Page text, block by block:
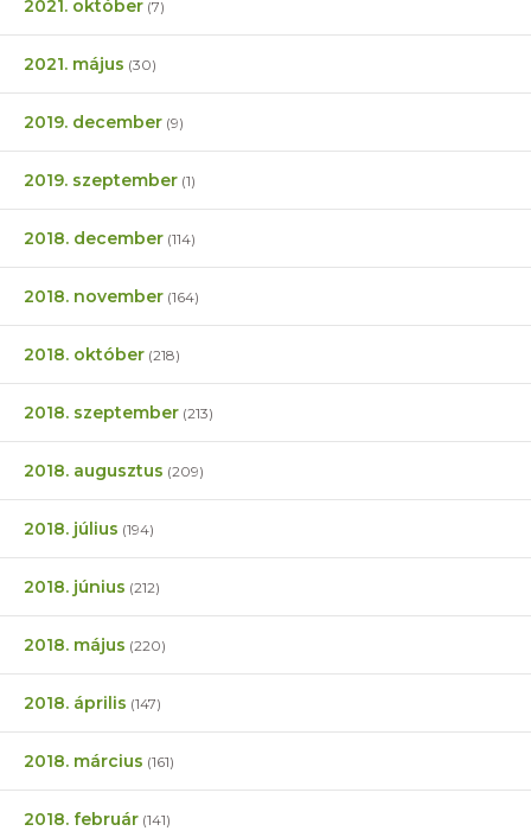
2021. október (7)
2021. május (30)
2019. december (9)
2019. szeptember (1)
2018. december (114)
2018. november (164)
2018. október (218)
2018. szeptember (213)
2018. augusztus (209)
2018. július (194)
2018. június (212)
2018. május (220)
2018. április (147)
2018. március (161)
2018. február (141)